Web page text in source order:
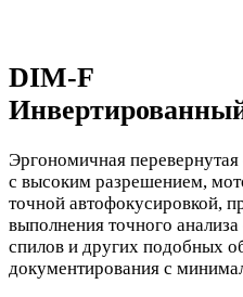
DIM-F
Эргономичная
с высоким разрешением,
точной автофокусировкой,
выполнения точного
спилов и других подобных
документирования с